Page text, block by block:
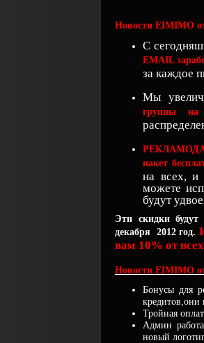
Новости EIMIMO
С
EMAIL
за каждое
Мы
группы на
пакет
на всех, и
можете
будут
Эти скидки
декабря 2012 год.
вам 10% от
Новости EIMIMO
Бонусы для
Тройная
Админ
новый